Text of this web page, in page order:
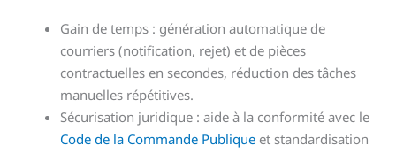
Gain de temps : génération automatique de
courriers (notification, rejet) et de pièces
contractuelles en secondes, réduction des tâches
manuelles répétitives.
Sécurisation juridique : aide à la conformité avec le
Code de la Commande Publique et standardisation